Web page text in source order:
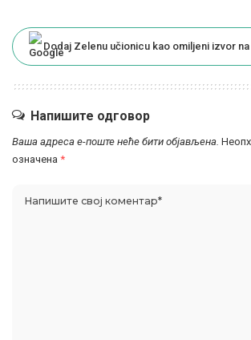
Dodaj Zelenu učionicu kao omiljeni izvor
Напишите одговор
Ваша адреса е-поште неће бити објављена.
означена *